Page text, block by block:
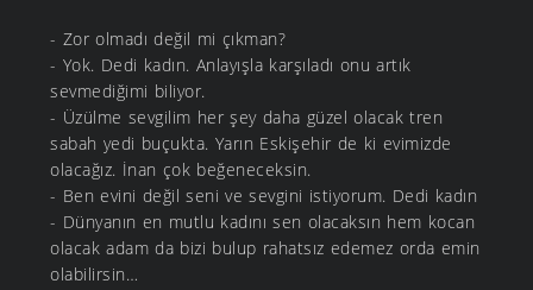
- Zor olmadı değil mi çıkman?
- Yok. Dedi kadın. Anlayışla karşıladı onu artık
sevmediğimi biliyor.
- Üzülme sevgilim her şey daha güzel olacak tren
sabah yedi buçukta. Yarın Eskişehir de ki evimizde
olacağız. İnan çok beğeneceksin.
- Ben evini değil seni ve sevgini istiyorum. Dedi kadın
- Dünyanın en mutlu kadını sen olacaksın hem kocan
olacak adam da bizi bulup rahatsız edemez orda emin
olabilirsin…